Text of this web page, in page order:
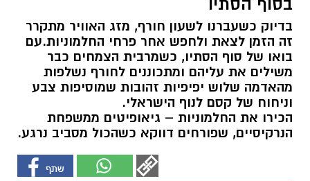
בסוף הסתיו
בדיוק כשעברנו לשעון חורף, מזג האוויר מתקרר
זה הזמן לצאת ולחפש אחר פרחי החלמוניות.עם
בואו של סוף הסתיו, כשמרבית הצמחים כבר
משילים את עליהם ומתכוננים לחורף נשלפות
מהאדמה שלוש יפיפיות זהובות שמוסיפות צבע
וניחוח של קסם לנוף הישראלי.
הכירו את החלמוניות – גיאופיטים ממשפחת
הנרקיסיים, שפורחים דווקא כשהכול מסביב נרגע.